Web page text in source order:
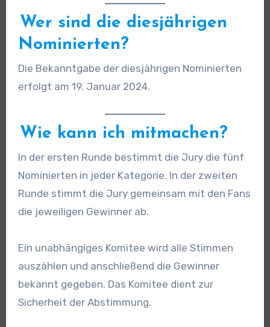
Wer sind die diesjährigen
Nominierten?
Die Bekanntgabe der diesjährigen Nominierten
erfolgt am 19. Januar 2024.
Wie kann ich mitmachen?
In der ersten Runde bestimmt die Jury die fünf
Nominierten in jeder Kategorie. In der zweiten
Runde stimmt die Jury gemeinsam mit den Fans
die jeweiligen Gewinner ab.
Ein unabhängiges Komitee wird alle Stimmen
auszählen und anschließend die Gewinner
bekannt gegeben. Das Komitee dient zur
Sicherheit der Abstimmung.